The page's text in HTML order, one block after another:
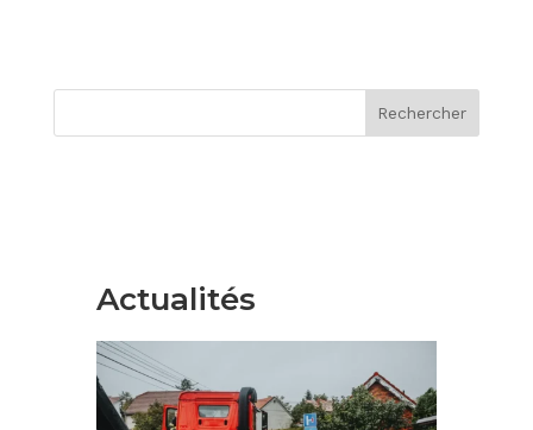
Rechercher
Actualités